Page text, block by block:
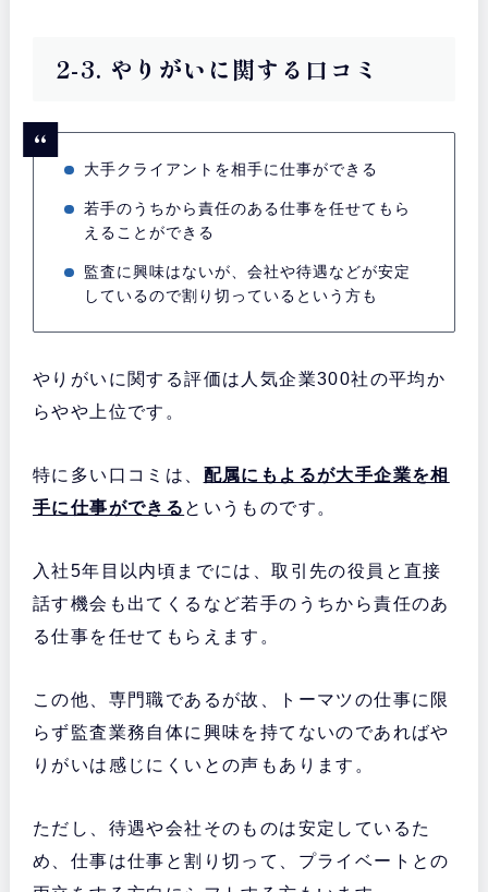
2-3. やりがいに関する口コミ
大手クライアントを相手に仕事ができる
若手のうちから責任のある仕事を任せてもら
えることができる
監査に興味はないが、会社や待遇などが安定
しているので割り切っているという方も
やりがいに関する評価は人気企業300社の平均か
らやや上位です。
特に多い口コミは、 配属にもよるが大手企業を相
手に仕事ができる というものです。
入社5年目以内頃までには、取引先の役員と直接
話す機会も出てくるなど若手のうちから責任のあ
る仕事を任せてもらえます。
この他、専門職であるが故、トーマツの仕事に限
らず監査業務自体に興味を持てないのであればや
りがいは感じにくいとの声もあります。
ただし、待遇や会社そのものは安定しているた
め、仕事は仕事と割り切って、プライベートとの